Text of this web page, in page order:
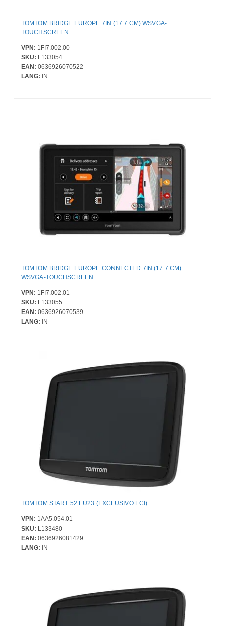
TOMTOM BRIDGE EUROPE 7IN (17.7 CM) WSVGA-
TOUCHSCREEN
VPN: 1FI7.002.00
SKU: L133054
EAN: 0636926070522
LANG: IN
TOMTOM BRIDGE EUROPE CONNECTED 7IN (17.7 CM)
WSVGA-TOUCHSCREEN
VPN: 1FI7.002.01
SKU: L133055
EAN: 0636926070539
LANG: IN
TOMTOM START 52 EU23 (EXCLUSIVO ECI)
VPN: 1AA5.054.01
SKU: L133480
EAN: 0636926081429
LANG: IN